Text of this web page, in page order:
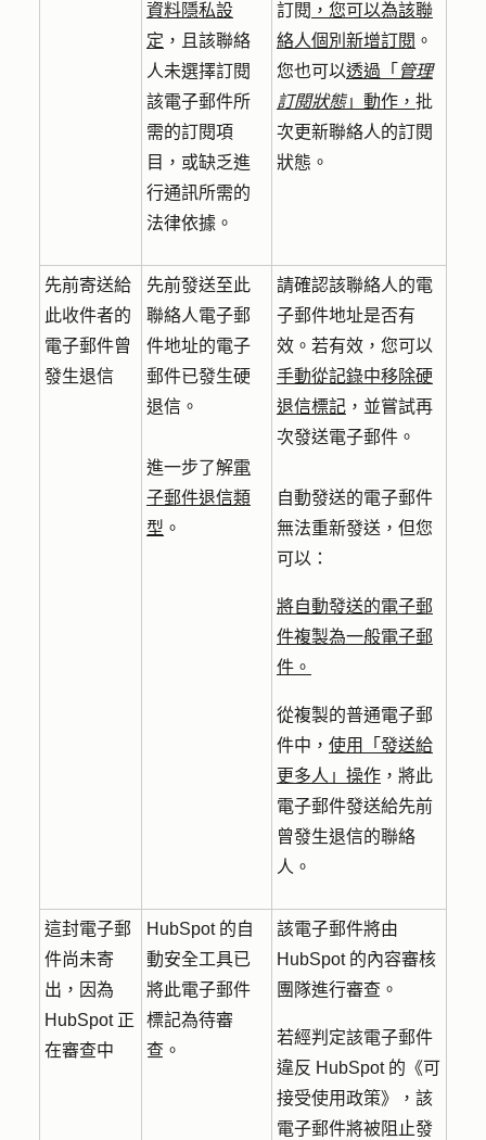
資料隱私設
定 ，且該聯絡
人未選擇訂閱
該電子郵件所
需的訂閱項
目，或缺乏進
行通訊所需的
法律依據。
訂閱 ，您可以為該聯
絡人個別新增訂閱 。
您也可以透過「 管理
訂閱狀態」動作， 批
次更新聯絡人的訂閱
狀態。
先前寄送給
此收件者的
電子郵件曾
發生退信
先前發送至此
聯絡人電子郵
件地址的電子
郵件已發生硬
退信。
進一步了解電
子郵件退信類
型 。
請確認該聯絡人的電
子郵件地址是否有
效。若有效，您可以
手動從記錄中移除硬
退信標記 ，並嘗試再
次發送電子郵件。
自動發送的電子郵件
無法重新發送，但您
可以：
將自動發送的電子郵
件複製為一般電子郵
件。
從複製的普通電子郵
件中， 使用「 發送給
更多人 」操作 ，將此
電子郵件發送給先前
曾發生退信的聯絡
人。
這封電子郵
件尚未寄
出，因為
HubSpot 正
在審查中
HubSpot 的自
動安全工具已
將此電子郵件
標記為待審
查。
該電子郵件將由
HubSpot 的內容審核
團隊進行審查。
若經判定該電子郵件
違反 HubSpot 的《可
接受使用政策》，該
電子郵件將被阻止發